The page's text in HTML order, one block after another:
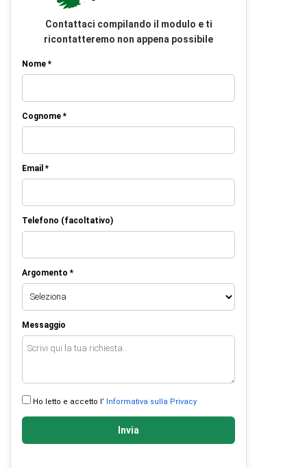
Contattaci compilando il modulo e ti
ricontatteremo non appena possibile
Nome *
Cognome *
Email *
Telefono (facoltativo)
Argomento *
Messaggio
Ho letto e accetto l’ Informativa sulla Privacy
Invia